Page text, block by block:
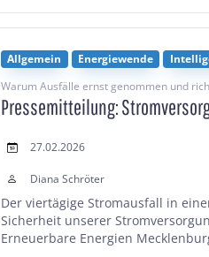
Allgemein Energiewende
Warum Ausfälle ernst genommen und
Pressemitteilung:
27.02.2026
Diana Schröter
Der viertägige Stromausfall in
Sicherheit unserer
Erneuerbare Energien